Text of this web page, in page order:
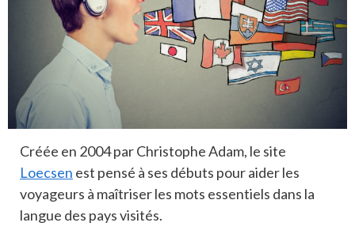
Créée en 2004 par Christophe Adam, le site
Loecsen est pensé à ses débuts pour aider les
voyageurs à maîtriser les mots essentiels dans la
langue des pays visités.